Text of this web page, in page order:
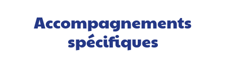
Accompagnements
spécifiques